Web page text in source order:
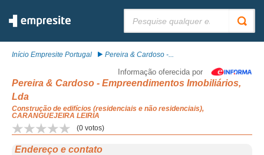
Início Empresite Portugal Pereira & Cardoso -...
Informação oferecida por
Pereira & Cardoso - Empreendimentos Imobiliários,
Lda
Construção de edifícios (residenciais e não residenciais),
CARANGUEJEIRA LEIRIA
(0 votos)
Endereço e contato